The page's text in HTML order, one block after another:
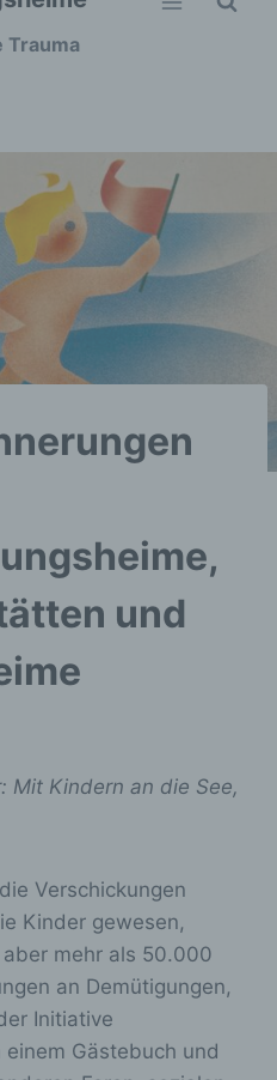
Trauma
und
Mit Kindern an die See,
Verschickungen
Kinder gewesen,
mehr als 50.000
an Demütigungen,
Initiative
Gästebuch und